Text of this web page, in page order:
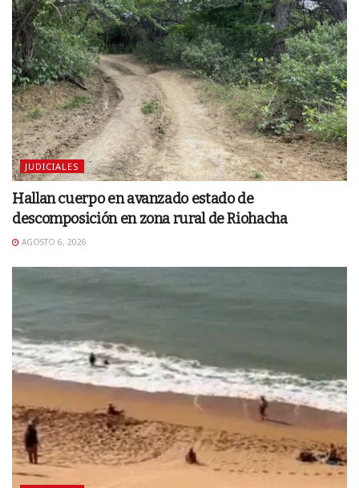
JUDICIALES
Hallan cuerpo en avanzado estado de
descomposición en zona rural de Riohacha
AGOSTO 6, 2026